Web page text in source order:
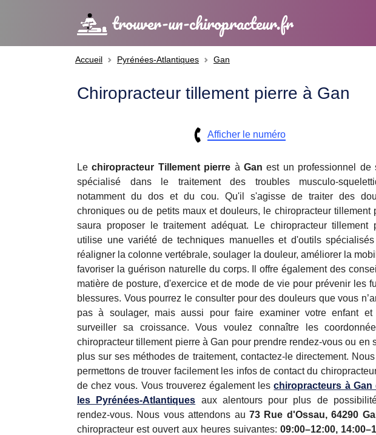
trouver-un-chiropracteur.fr
Accueil Pyrénées-Atlantiques Gan
Chiropracteur tillement pierre à Gan
Afficher le numéro
Lechiropracteur Tillement pierre àGan est un professionnel de
spécialisé dans le traitement des troubles musculo-
notamment du dos et du cou. Qu'il s'agisse de traiter des
chroniques ou de petits maux et douleurs, le chiropracteur tillement
saura proposer le traitement adéquat. Le chiropracteur tillement
utilise une variété de techniques manuelles et d'outils
réaligner la colonne vertébrale, soulager la douleur, améliorer la
favoriser la guérison naturelle du corps. Il offre également des
matière de posture, d'exercice et de mode de vie pour prévenir les
blessures. Vous pourrez le consulter pour des douleurs que vous
pas à soulager, mais aussi pour faire examiner votre enfant et
surveiller sa croissance. Vous voulez connaître les
chiropracteur tillement pierre à Gan pour prendre rendez-vous ou en
plus sur ses méthodes de traitement, contactez-le directement.
permettons de trouver facilement les infos de contact du
de chez vous. Vous trouverez également leschiropracteurs à Gan
les Pyrénées-Atlantiques aux alentours pour plus de
rendez-vous. Nous vous attendons au 73 Rue d'Ossau, 64290
chiropracteur est ouvert aux heures suivantes: 09:00–12:00,